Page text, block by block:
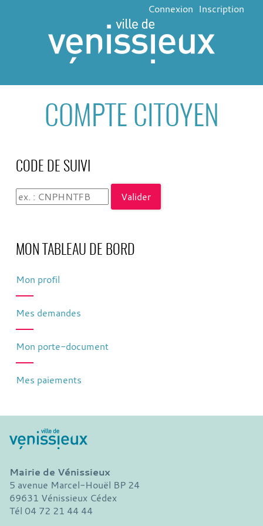
COMPTE CITOYEN
Connexion Inscription
CODE DE SUIVI
Code de suivi
Valider
MON TABLEAU DE BORD
Mon profil
Mes demandes
Mon porte-document
Mes paiements
Mairie de Vénissieux
5 avenue Marcel-Houël BP 24
69631 Vénissieux Cédex
Tél 04 72 21 44 44